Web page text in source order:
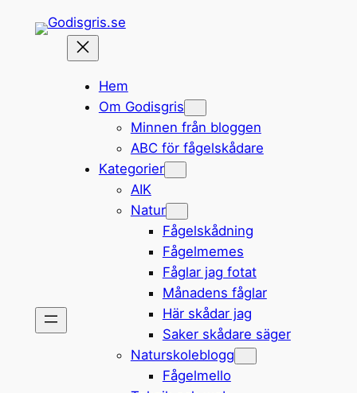
Hem
Om Godisgris
Minnen från bloggen
ABC för fågelskådare
Kategorier
AIK
Natur
Fågelskådning
Fågelmemes
Fåglar jag fotat
Månadens fåglar
Här skådar jag
Saker skådare säger
Naturskoleblogg
Fågelmello